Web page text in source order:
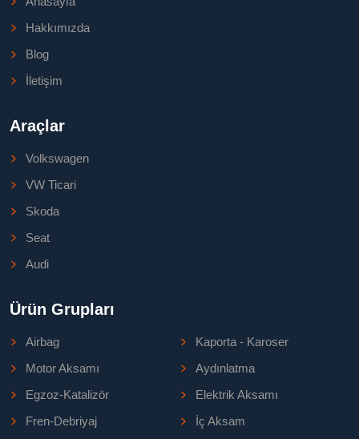
Hakkımızda
Blog
İletişim
Araçlar
Volkswagen
VW Ticari
Skoda
Seat
Audi
Ürün Grupları
Airbag
Kaporta - Karoser
Motor Aksamı
Aydınlatma
Egzoz-Katalizör
Elektrik Aksamı
Fren-Debriyaj
İç Aksam